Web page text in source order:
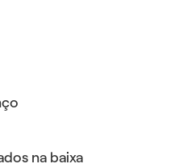
na baixa